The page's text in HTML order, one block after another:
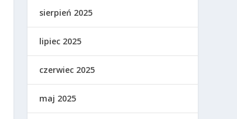
sierpień 2025
lipiec 2025
czerwiec 2025
maj 2025